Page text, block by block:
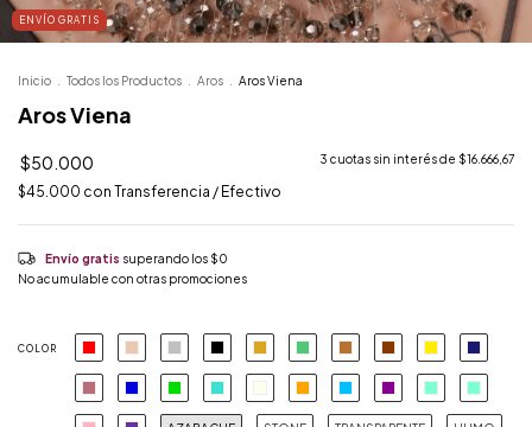
ENVÍO GRATIS
Inicio Todos los Productos Aros Aros Viena
Aros Viena
$50.000 3 cuotas sin interés de $16.666,67
$45.000 con Transferencia / Efectivo
Envío gratis superando los $0
No acumulable con otras promociones
COLOR